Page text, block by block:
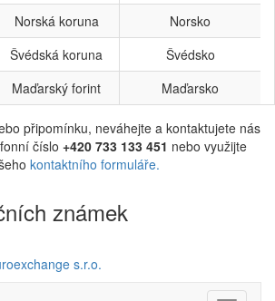
Norská koruna
Norsko
Švédská koruna
Švédsko
Maďarský forint Maďarsko
připomínku, neváhejte a kontaktujete nás
číslo +420 733 133 451 nebo využijte
kontaktního formuláře.
známek
s.r.o.